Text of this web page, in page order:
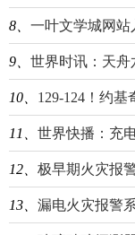
8、 一叶文学城网站
9、 世界时讯：天舟六
10、 129-124！约基奇
11、 世界快播：充
12、 极早期火灾报警
13、 漏电火灾报警系